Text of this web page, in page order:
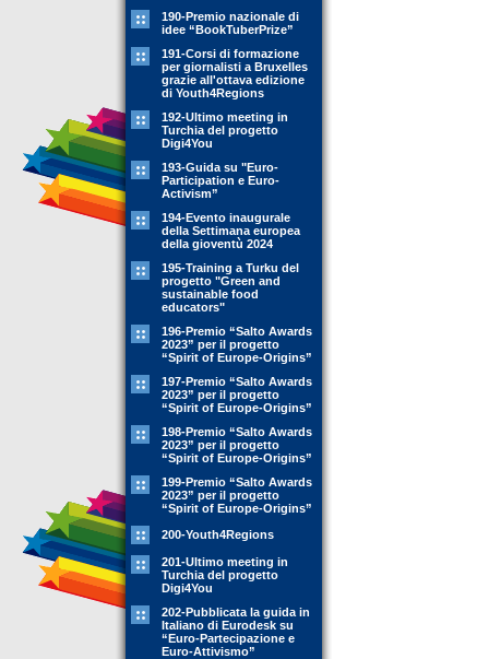
190-Premio nazionale di
idee “BookTuberPrize”
191-Corsi di formazione
per giornalisti a Bruxelles
grazie all'ottava edizione
di Youth4Regions
192-Ultimo meeting in
Turchia del progetto
Digi4You
193-Guida su "Euro-
Participation e Euro-
Activism”
194-Evento inaugurale
della Settimana europea
della gioventù 2024
195-Training a Turku del
progetto "Green and
sustainable food
educators"
196-Premio “Salto Awards
2023” per il progetto
“Spirit of Europe-Origins”
197-Premio “Salto Awards
2023” per il progetto
“Spirit of Europe-Origins”
198-Premio “Salto Awards
2023” per il progetto
“Spirit of Europe-Origins”
199-Premio “Salto Awards
2023” per il progetto
“Spirit of Europe-Origins”
200-Youth4Regions
201-Ultimo meeting in
Turchia del progetto
Digi4You
202-Pubblicata la guida in
Italiano di Eurodesk su
“Euro-Partecipazione e
Euro-Attivismo”